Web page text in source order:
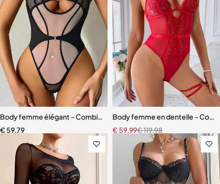
Body femme élégant – Combinaison avec empiècements en maille
€ 59,79
Body femme en dentelle –
€119,98
€ 59,99